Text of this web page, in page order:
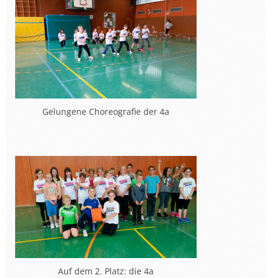
Gelungene Choreografie der 4a
Auf dem 2. Platz: die 4a